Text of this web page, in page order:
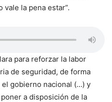
la pena estar”.
para reforzar la labor
de seguridad, de forma
gobierno nacional (…) y
a disposición de la